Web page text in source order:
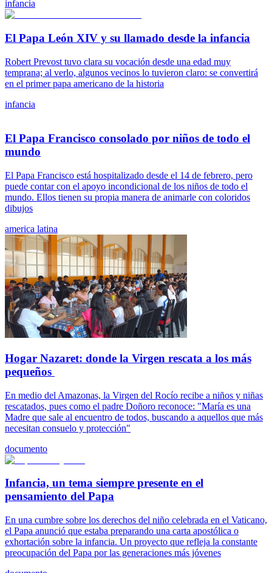
infancia
El Papa León XIV y su llamado desde la infancia
Robert Prevost tuvo clara su vocación desde una edad muy
temprana; al verlo, algunos vecinos lo tuvieron claro: se convertirá
en el primer papa americano de la historia
infancia
El Papa Francisco consolado por niños de todo el
mundo
El Papa Francisco está hospitalizado desde el 14 de febrero, pero
puede contar con el apoyo incondicional de los niños de todo el
mundo. Ellos tienen su propia manera de animarle con coloridos
dibujos
america latina
Hogar Nazaret: donde la Virgen rescata a los más
pequeños
En medio del Amazonas, la Virgen del Rocío recibe a niños y niñas
rescatados, pues como el padre Doñoro reconoce: "María es una
Madre que sale al encuentro de todos, buscando a aquellos que más
necesitan consuelo y protección"
documento
Infancia, un tema siempre presente en el
pensamiento del Papa
En una cumbre sobre los derechos del niño celebrada en el Vaticano,
el Papa anunció que estaba preparando una carta apostólica o
exhortación sobre la infancia. Un proyecto que refleja la constante
preocupación del Papa por las generaciones más jóvenes